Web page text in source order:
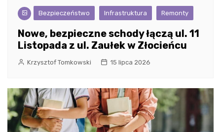
Bezpieczeństwo Infrastruktura Remonty
Nowe, bezpieczne schody łączą ul. 11
Listopada z ul. Zaułek w Złocieńcu
Krzysztof Tomkowski 15 lipca 2026